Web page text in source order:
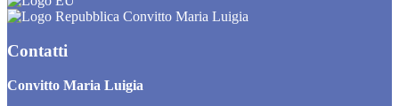
Convitto Maria Luigia
Contatti
Convitto Maria Luigia